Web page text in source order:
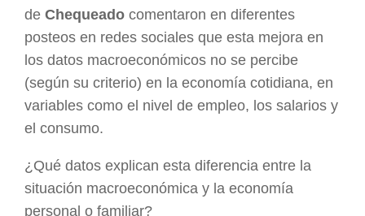
de Chequeado comentaron en diferentes
posteos en redes sociales que esta mejora en
los datos macroeconómicos no se percibe
(según su criterio) en la economía cotidiana, en
variables como el nivel de empleo, los salarios y
el consumo.
¿Qué datos explican esta diferencia entre la
situación macroeconómica y la economía
personal o familiar?